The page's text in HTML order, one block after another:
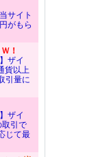
サイト
がもら
！
ザイ
貨以上
引量に
ザイ
取引で
じて最